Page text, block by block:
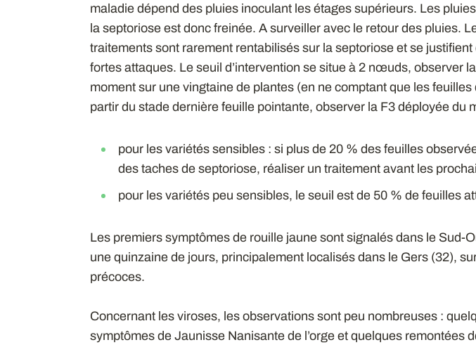
maladie dépend des pluies inoculant les étages supérieurs. Les
la septoriose est donc freinée. A surveiller avec le retour des pluies.
traitements sont rarement rentabilisés sur la septoriose et se justifient
fortes attaques. Le seuil d’intervention se situe à 2 nœuds, observer
moment sur une vingtaine de plantes (en ne comptant que les
partir du stade dernière feuille pointante, observer la F3 déployée du
pour les variétés sensibles : si plus de 20 % des feuilles
des taches de septoriose, réaliser un traitement avant les
pour les variétés peu sensibles, le seuil est de 50 % de feuilles
Les premiers symptômes de rouille jaune sont signalés dans le Sud-
une quinzaine de jours, principalement localisés dans le Gers (32),
précoces.
Concernant les viroses, les observations sont peu nombreuses :
symptômes de Jaunisse Nanisante de l’orge et quelques remontées